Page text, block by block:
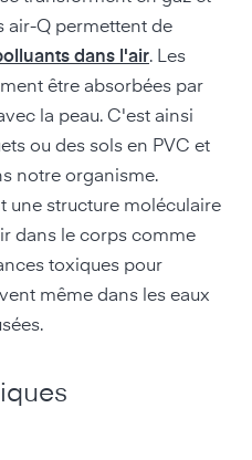
air-Q permettent de
dans l'air. Les
être absorbées par
la peau. C'est ainsi
ou des sols en PVC et
notre organisme.
une structure moléculaire
dans le corps comme
toxiques pour
même dans les eaux